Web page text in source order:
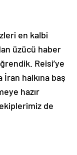
en kalbi
üzücü haber
Reisi’ye
halkına baş
hazır
de